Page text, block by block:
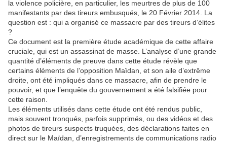
la violence policière, en particulier, les meurtres de plus de 100
manifestants par des tireurs embusqués, le 20 Février 2014. La
question est : qui a organisé ce massacre par des tireurs d’élites
?
Ce document est la première étude académique de cette affaire
cruciale, qui est un assassinat de masse. L’analyse d’une grande
quantité d’éléments de preuve dans cette étude révèle que
certains éléments de l’opposition Maïdan, et son aile d’extrême
droite, ont été impliqués dans ce massacre, afin de prendre le
pouvoir, et que l’enquête du gouvernement a été falsifiée pour
cette raison.
Les éléments utilisés dans cette étude ont été rendus public,
mais souvent tronqués, parfois supprimés, ou des vidéos et des
photos de tireurs suspects truquées, des déclarations faites en
direct sur le Maïdan, d’enregistrements de communications radio